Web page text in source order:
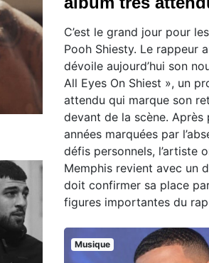
C’est le grand jour pour
Pooh Shiesty. Le rappeur
dévoile aujourd’hui son
All Eyes On Shiest », un
attendu qui marque son
devant de la scène. Après
années marquées par
défis personnels, l’artiste
Memphis revient avec un
doit confirmer sa place
figures importantes du
Musique